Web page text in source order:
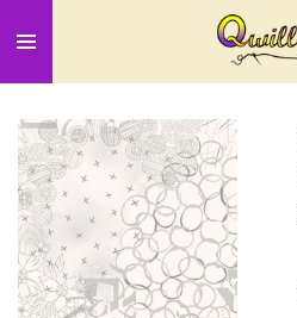
direct
naar
de
hoofdinhoud